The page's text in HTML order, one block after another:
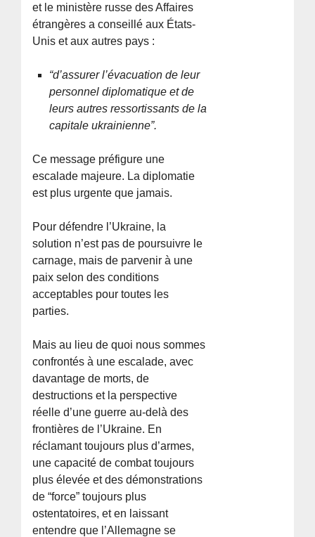
et le ministère russe des Affaires
étrangères a conseillé aux États-
Unis et aux autres pays :
“d’assurer l’évacuation de leur
personnel diplomatique et de
leurs autres ressortissants de la
capitale ukrainienne”.
Ce message préfigure une
escalade majeure. La diplomatie
est plus urgente que jamais.
Pour défendre l’Ukraine, la
solution n’est pas de poursuivre le
carnage, mais de parvenir à une
paix selon des conditions
acceptables pour toutes les
parties.
Mais au lieu de quoi nous sommes
confrontés à une escalade, avec
davantage de morts, de
destructions et la perspective
réelle d’une guerre au-delà des
frontières de l’Ukraine. En
réclamant toujours plus d’armes,
une capacité de combat toujours
plus élevée et des démonstrations
de “force” toujours plus
ostentatoires, et en laissant
entendre que l’Allemagne se